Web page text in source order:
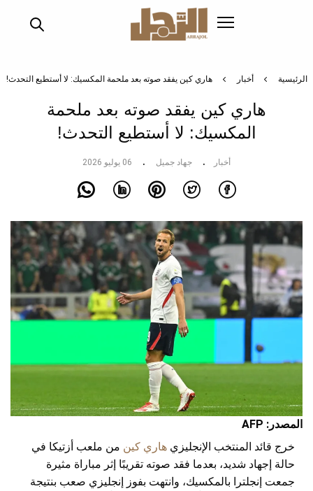
الرئيسية أخبار هاري كين يفقد صوته بعد ملحمة المكسيك: لا أستطيع التحدث!
هاري كين يفقد صوته بعد ملحمة
المكسيك: لا أستطيع التحدث!
أخبار جهاد جميل 06 يوليو 2026
المصدر: AFP
خرج قائد المنتخب الإنجليزي هاري كين من ملعب أزتيكا في
حالة إجهاد شديد، بعدما فقد صوته تقريبًا إثر مباراة مثيرة
جمعت إنجلترا بالمكسيك، وانتهت بفوز إنجليزي صعب بنتيجة